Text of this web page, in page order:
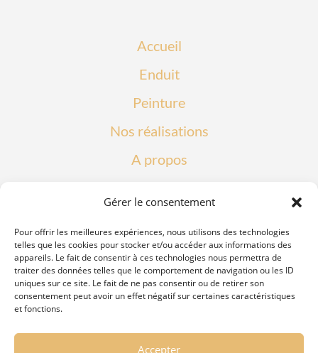
Gérer le consentement
Pour offrir les meilleures expériences, nous utilisons des technologies
telles que les cookies pour stocker et/ou accéder aux informations des
appareils. Le fait de consentir à ces technologies nous permettra de
traiter des données telles que le comportement de navigation ou les ID
uniques sur ce site. Le fait de ne pas consentir ou de retirer son
consentement peut avoir un effet négatif sur certaines caractéristiques
et fonctions.
Accepter
Accueil
Enduit
Peinture
Nos réalisations
A propos
contact@ajandco.fr